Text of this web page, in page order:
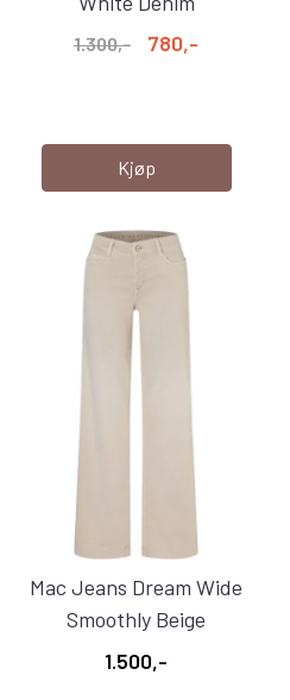
1.300,- 780,-
Kjøp
Mac Jeans Dream Wide
Smoothly Beige
1.500,-